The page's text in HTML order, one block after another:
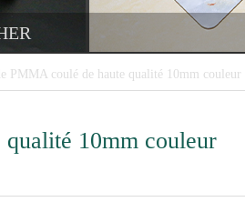
PMMA coulé de haute qualité 10mm couleur
10mm couleur